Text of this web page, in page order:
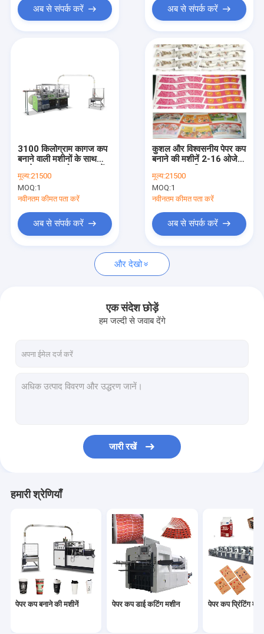
हमारे बारे में
कारखाना भ्रमण
समाचार
पेपर कप बनाने की मशीनें
पेपर कप डाई कटिंग मशीन
पेपर कप पैकिंग मशीन
पेपर प्लेट बनाने की मशीन
कागज काटने की मशीनें
कप ढक्कन मशीन
पेपर कप कच्चा माल
अब से संपर्क करें अब से संपर्क करें
3100 किलोग्राम कागज कप
बनाने वाली मशीनों के साथ
मूल्य:21500
MOQ:1
नवीनतम कीमत पता करें
अब से संपर्क करें
कुशल और विश्वसनीय पेपर कप
बनाने की मशीनें 2-16 ओजेड
मूल्य:21500
MOQ:1
नवीनतम कीमत पता करें
अब से संपर्क करें
और देखो
एक संदेश छोड़ें
हम जल्दी से जवाब देंगे
जारी रखें
हमारी श्रेणियाँ
पेपर कप बनाने की मशीनें पेपर कप डाई कटिंग मशीन पेपर कप प्रिंटिंग